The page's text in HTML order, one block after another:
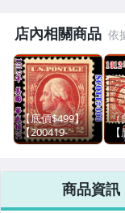
電腦、平板與周邊
運動、戶外與休閒
電玩遊戲與主機
嬰幼兒與孕婦
成人專區
店內相關商品
【底價$499】
【200419-
USA】1912年
perf12°古典
票-2（Scott406）
（
【
盛
商品資訊